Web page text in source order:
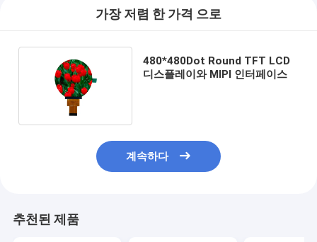
가장 저렴 한 가격 으로
480*480Dot Round TFT LCD
디스플레이와 MIPI 인터페이스
계속하다
추천된 제품